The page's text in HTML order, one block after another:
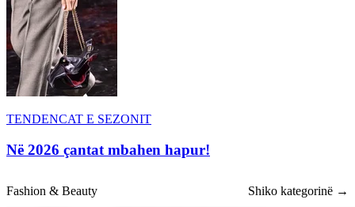
TENDENCAT E SEZONIT
Në 2026 çantat mbahen hapur!
Fashion & Beauty Shiko kategorinë →